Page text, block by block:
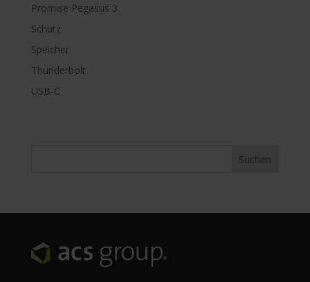
Promise Pegasus 3
Schutz
Speicher
Thunderbolt
USB-C